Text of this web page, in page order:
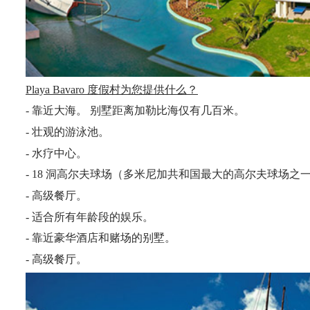
Playa Bavaro 度假村为您提供什么？
- 靠近大海。 别墅距离加勒比海仅有几百米。
- 壮观的游泳池。
- 水疗中心。
- 18 洞高尔夫球场（多米尼加共和国最大的高尔夫球场之
- 高级餐厅。
- 适合所有年龄段的娱乐。
- 靠近豪华酒店和赌场的别墅。
- 高级餐厅。